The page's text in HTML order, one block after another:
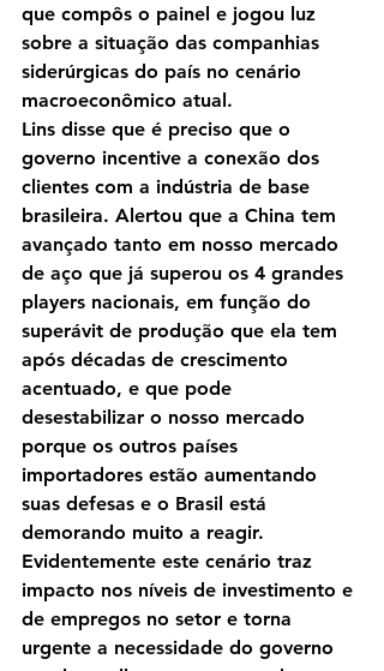
que compôs o painel e jogou luz
sobre a situação das companhias
siderúrgicas do país no cenário
macroeconômico atual.
Lins disse que é preciso que o
governo incentive a conexão dos
clientes com a indústria de base
brasileira. Alertou que a China tem
avançado tanto em nosso mercado
de aço que já superou os 4 grandes
players nacionais, em função do
superávit de produção que ela tem
após décadas de crescimento
acentuado, e que pode
desestabilizar o nosso mercado
porque os outros países
importadores estão aumentando
suas defesas e o Brasil está
demorando muito a reagir.
Evidentemente este cenário traz
impacto nos níveis de investimento e
de empregos no setor e torna
urgente a necessidade do governo